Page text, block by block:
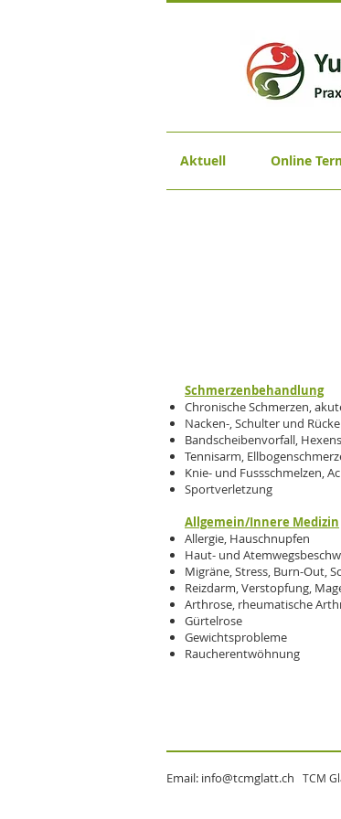
Aktuell Online
Schmerzenbehandlung
Chronische Schmerzen,
Nacken-, Schulter und
Bandscheibenvorfall,
Tennisarm,
Knie- und Fussschmelzen,
Sportverletzung​
Allgemein/Innere Medizin
Allergie, Hauschnupfen
Haut- und
Migräne, Stress, Burn-Out,
Reizdarm, Verstopfung,
Arthrose, rheumatische
Gürtelrose
Gewichtsprobleme
Raucherentwöhnung
Email: info@tcmglatt.ch TCM